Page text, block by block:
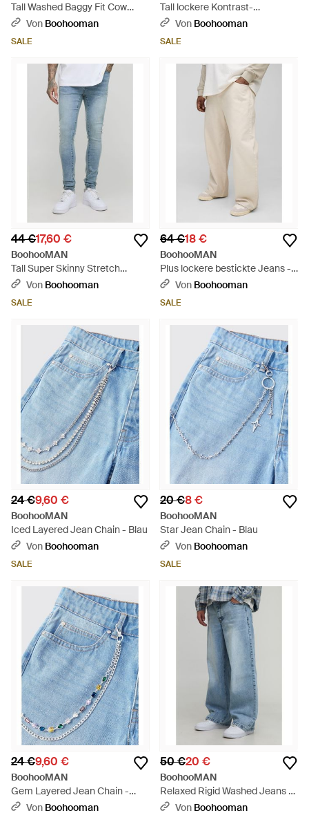
Tall Washed Baggy Fit Cow
Print Jeans - Braun
Von Boohooman
SALE
Tall lockere Kontrast-
Schlagjeans - Blau
Von Boohooman
SALE
44 €17,60 €
BoohooMAN
Tall Super Skinny Stretch
Skinny Jeans - Blau
Von Boohooman
SALE
64 €18 €
BoohooMAN
Plus lockere bestickte Jeans -
WeißVon Boohooman
SALE
24 €9,60 €
BoohooMAN
Iced Layered Jean Chain - Blau
Von Boohooman
SALE
20 €8 €
BoohooMAN
Star Jean Chain - Blau
Von Boohooman
SALE
24 €9,60 €
BoohooMAN
Gem Layered Jean Chain -
BlauVon Boohooman
50 €20 €
BoohooMAN
Relaxed Rigid Washed Jeans -
BlauVon Boohooman